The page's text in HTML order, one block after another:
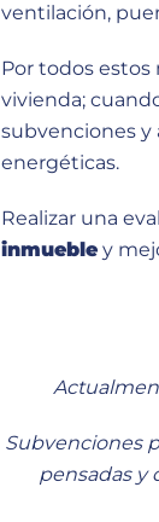
ventilación,
Por todos estos
vivienda;
subvenciones y
energéticas.
Realizar una
inmueble y
Subvenciones
pensadas y